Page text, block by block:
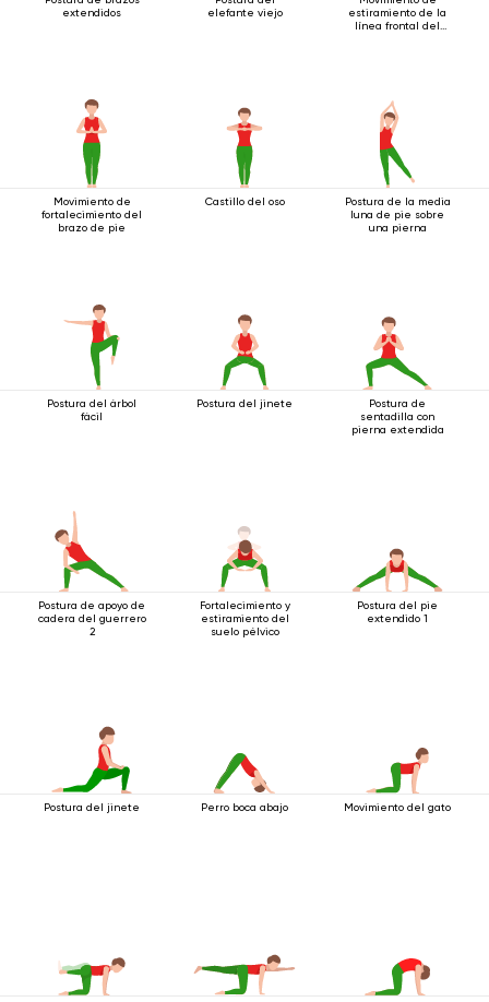
extendidos
elefante viejo
estiramiento de la
línea frontal del
Movimiento de
fortalecimiento del
brazo de pie
Castillo del oso
Postura de la media
luna de pie sobre
una pierna
Postura del árbol
fácil
Postura del jinete
Postura de
sentadilla con
pierna extendida
Postura de apoyo de
cadera del guerrero
2
Fortalecimiento y
estiramiento del
suelo pélvico
Postura del pie
extendido 1
Postura del jinete Perro boca abajo Movimiento del gato